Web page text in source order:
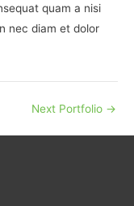
quam a nisi
nec diam et dolor
Next Portfolio →